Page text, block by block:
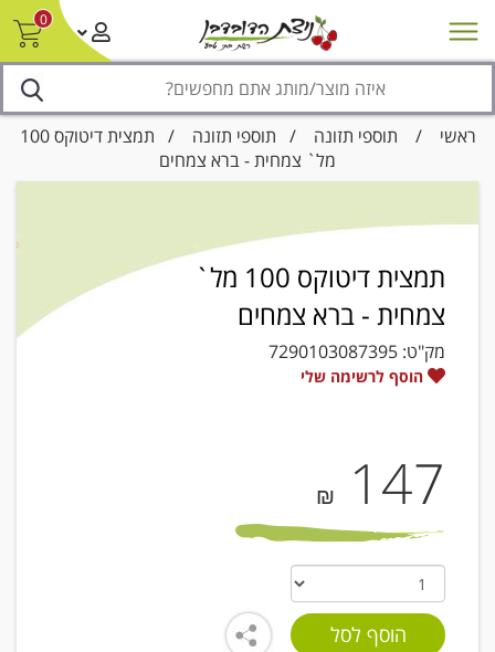
0
מבצעים סניפים צור קשר/ביטול הזמנה
ראשי / תוספי תזונה / תוספי תזונה
/ תמצית דיטוקס 100
מל` צמחית - ברא צמחים
תמצית דיטוקס 100 מל`
צמחית - ברא צמחים
מק"ט: 7290103087395
הוסף לרשימה שלי
147
₪